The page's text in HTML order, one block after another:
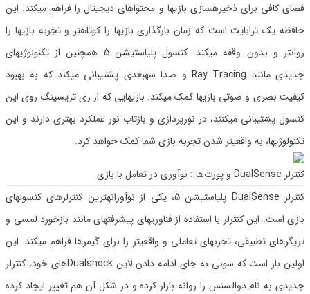
فضای کافی برای ذخیرهسازی بازیها و محتواهای دیجیتال را فراهم میکند. این
حافظه یک ترابایت است که زمان بارگذاری بازیها را کوتاهتر و تجربه بازیها را
روانتر و بدون وقفه میکند. کنسول پلیاستیشن 5 همچنین از تکنولوژیهای
جدیدی مانند Ray Tracing و صدا سهبعدی پشتیبانی میکند که به بهبود
کیفیت بصری و صوتی بازیها کمک میکند. بازیهایی که از ری تریسینگ روی این
کنسول پشتیبانی میکنند، در نورپردازی و بازتاب نور عملکرد بهتری دارند و این
تکنولوژیها، به واقعیتر شدن تجربه بازی شما کمک خواهد کرد.
کنترلر DualSense و پورت‌ها : نوآوری در تعامل با بازی
کنترلر DualSense پلیاستیشن 5، یکی از نوآورانهترین کنترلرهای کنسولهای
بازی است. این کنترلر با استفاده از فناوریهای پیشرفتهای مانند بازخورد لمسی و
تریگرهای تطبیقی، تجربهای تعاملی و واقعیتر را برای گیمرها فراهم میکند. این
اولین بار است که سونی به جای ادامه دادن لاین Dualshockهای خود، کنترلر
جدیدی به نام دوالسنس را روانه بازار کرده و در شکل آن هم تغییر ایجاد کرده